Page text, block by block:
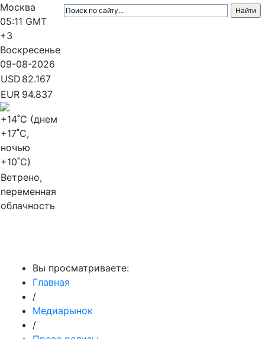
Москва
05:11 GMT
+3
Воскресенье
09-08-2026
USD 82.167
EUR 94.837
+14˚C (днем
+17˚C,
ночью
+10˚C)
Ветрено,
переменная
облачность
Вы просматриваете:
Главная
/
Медиарынок
/